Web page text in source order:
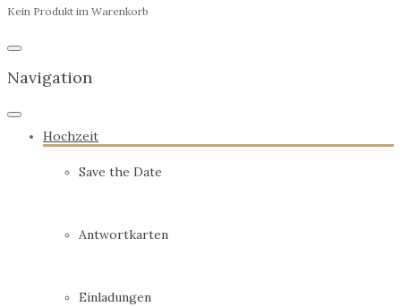
Kein Produkt im Warenkorb
Navigation
Hochzeit
Save the Date
Antwortkarten
Einladungen